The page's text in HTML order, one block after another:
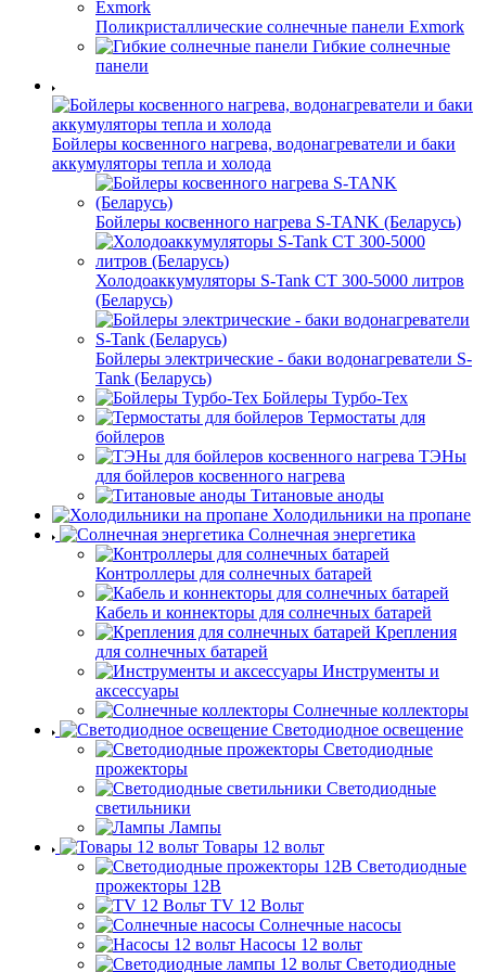
Поликристаллические солнечные панели Exmork
Гибкие солнечные
панели
Бойлеры косвенного нагрева, водонагреватели и баки
аккумуляторы тепла и холода
Бойлеры косвенного нагрева S-TANK (Беларусь)
Холодоаккумуляторы S-Tank СТ 300-5000 литров
(Беларусь)
Бойлеры электрические - баки водонагреватели S-
Tank (Беларусь)
Бойлеры Турбо-Тех
Термостаты для
бойлеров
ТЭНы
для бойлеров косвенного нагрева
Титановые аноды
Холодильники на пропане
Солнечная энергетика
Контроллеры для солнечных батарей
Кабель и коннекторы для солнечных батарей
Крепления
для солнечных батарей
Инструменты и
аксессуары
Солнечные коллекторы
Светодиодное освещение
Светодиодные
прожекторы
Светодиодные
светильники
Лампы
Товары 12 вольт
Светодиодные
прожекторы 12В
TV 12 Вольт
Солнечные насосы
Насосы 12 вольт
Светодиодные